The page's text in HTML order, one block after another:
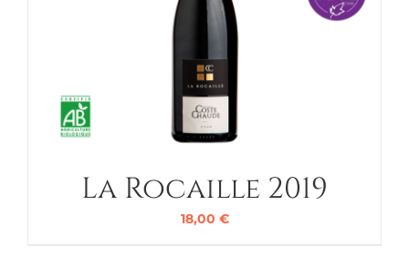
La Rocaille 2019
18,00 €